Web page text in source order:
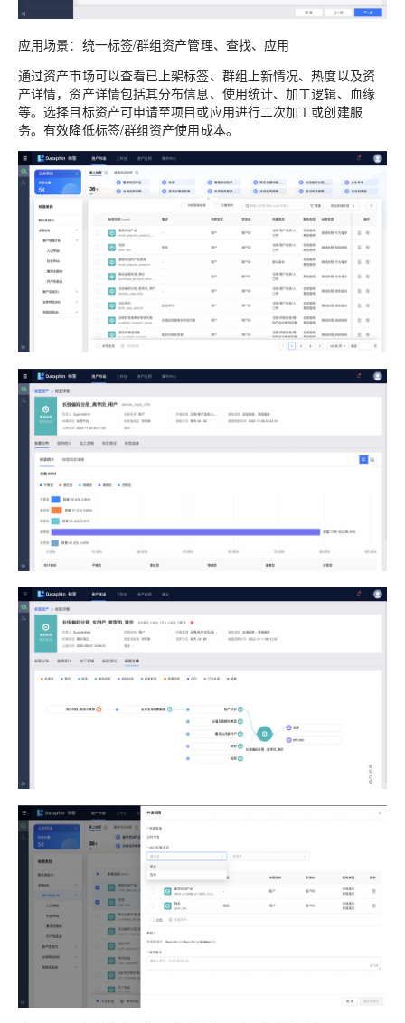
应用场景：统一标签/群组资产管理、查找、应用
通过资产市场可以查看已上架标签、群组上新情况、热度以及资
产详情，资产详情包括其分布信息、使用统计、加工逻辑、血缘
等。选择目标资产可申请至项目或应用进行二次加工或创建服
务。有效降低标签/群组资产使用成本。